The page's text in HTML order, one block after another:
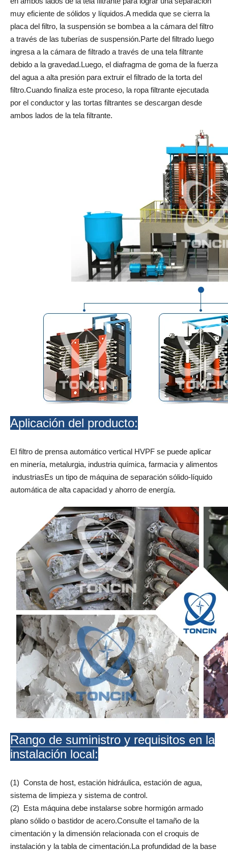
muy eficiente de sólidos y líquidos.A medida que se cierra la
placa del filtro, la suspensión se bombea a la cámara del filtro
a través de las tuberías de suspensión.Parte del filtrado luego
ingresa a la cámara de filtrado a través de una tela filtrante
debido a la gravedad.Luego, el diafragma de goma de la fuerza
del agua a alta presión para extruir el filtrado de la torta del
filtro.Cuando finaliza este proceso, la ropa filtrante ejecutada
por el conductor y las tortas filtrantes se descargan desde
ambos lados de la tela filtrante.
Aplicación del producto:
El filtro de prensa automático vertical HVPF se puede aplicar
en minería, metalurgia, industria química, farmacia y alimentos
industriasEs un tipo de máquina de separación sólido-líquido
automática de alta capacidad y ahorro de energía.
Rango de suministro y requisitos en la
instalación local:
(1) Consta de host, estación hidráulica, estación de agua,
sistema de limpieza y sistema de control.
(2) Esta máquina debe instalarse sobre hormigón armado
plano sólido o bastidor de acero.Consulte el tamaño de la
cimentación y la dimensión relacionada con el croquis de
instalación y la tabla de cimentación.La profundidad de la base